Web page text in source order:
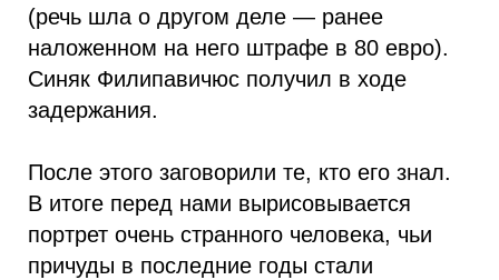
(речь шла о другом деле — ранее
наложенном на него штрафе в 80 евро).
Синяк Филипавичюс получил в ходе
задержания.
После этого заговорили те, кто его знал.
В итоге перед нами вырисовывается
портрет очень странного человека, чьи
причуды в последние годы стали